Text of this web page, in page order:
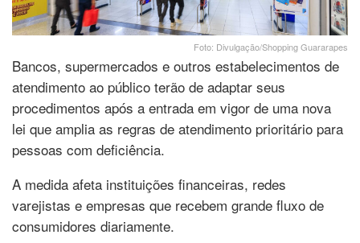
Foto: Divulgação/Shopping Guararapes
Bancos, supermercados e outros estabelecimentos de
atendimento ao público terão de adaptar seus
procedimentos após a entrada em vigor de uma nova
lei que amplia as regras de atendimento prioritário para
pessoas com deficiência.
A medida afeta instituições financeiras, redes
varejistas e empresas que recebem grande fluxo de
consumidores diariamente.